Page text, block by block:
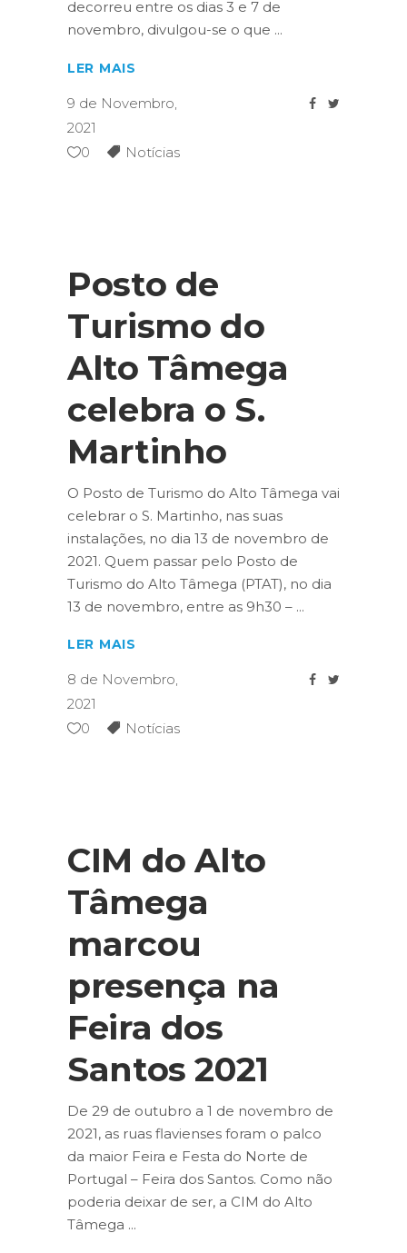
decorreu entre os dias 3 e 7 de
novembro, divulgou-se o que
LER MAIS
9 de Novembro,
2021
0
Notícias
Posto de
Turismo do
Alto Tâmega
celebra o S.
Martinho
O Posto de Turismo do Alto Tâmega vai
celebrar o S. Martinho, nas suas
instalações, no dia 13 de novembro de
2021. Quem passar pelo Posto de
Turismo do Alto Tâmega (PTAT), no dia
13 de novembro, entre as 9h30 –
LER MAIS
8 de Novembro,
2021
0
Notícias
CIM do Alto
Tâmega
marcou
presença na
Feira dos
Santos 2021
De 29 de outubro a 1 de novembro de
2021, as ruas flavienses foram o palco
da maior Feira e Festa do Norte de
Portugal – Feira dos Santos. Como não
poderia deixar de ser, a CIM do Alto
Tâmega